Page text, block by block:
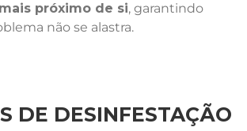
mais próximo de si, garantindo
não se alastra.
DE DESINFESTAÇÃO